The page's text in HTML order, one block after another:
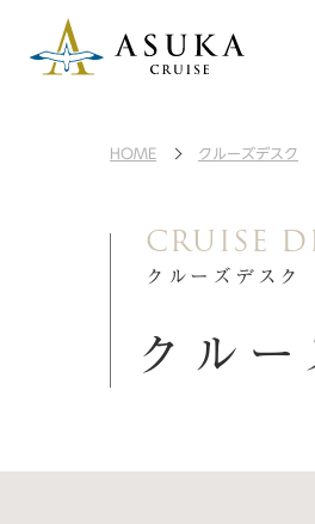
HOME クルーズデスク
CRUISE
クルーズデスク
クル